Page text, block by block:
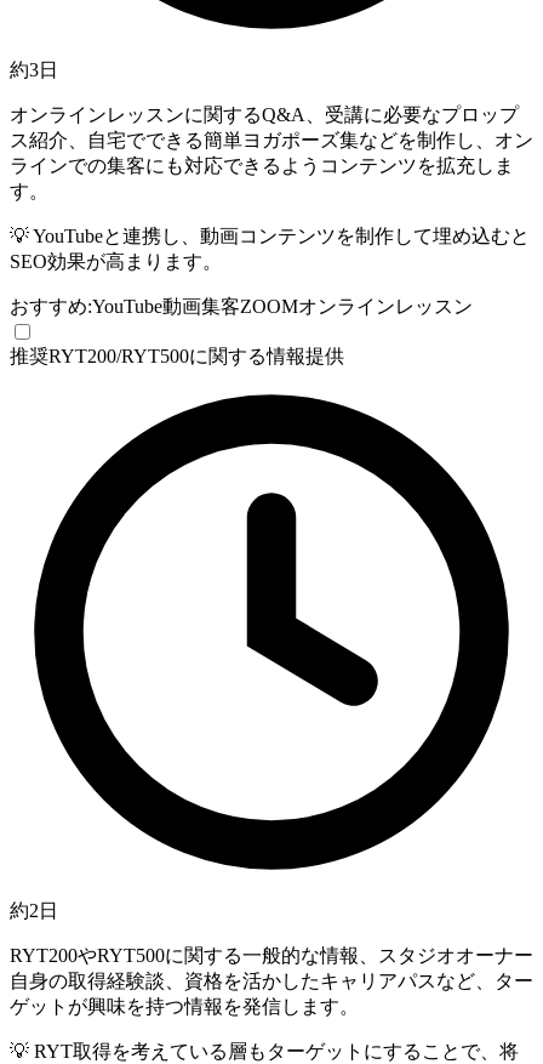
約3日
オンラインレッスンに関するQ&A、受講に必要なプロップ
ス紹介、自宅でできる簡単ヨガポーズ集などを制作し、オン
ラインでの集客にも対応できるようコンテンツを拡充しま
す。
💡YouTubeと連携し、動画コンテンツを制作して埋め込むと
SEO効果が高まります。
おすすめ:YouTube動画集客ZOOMオンラインレッスン
推奨RYT200/RYT500に関する情報提供
約2日
RYT200やRYT500に関する一般的な情報、スタジオオーナー
自身の取得経験談、資格を活かしたキャリアパスなど、ター
ゲットが興味を持つ情報を発信します。
💡 RYT取得を考えている層もターゲットにすることで、将